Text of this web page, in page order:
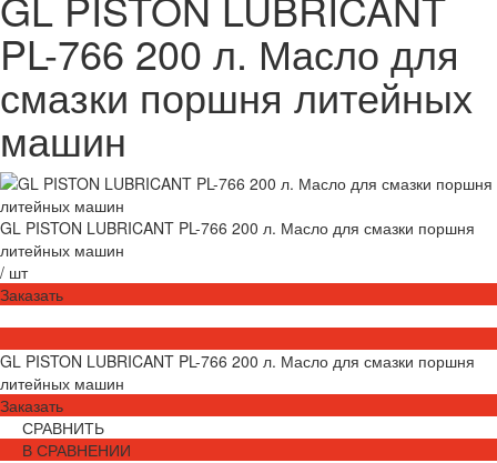
PL-766 200 л. Масло для
смазки поршня литейных
машин
GL PISTON LUBRICANT PL-766 200 л. Масло для смазки поршня
литейных машин
/ шт
Заказать
GL PISTON LUBRICANT PL-766 200 л. Масло для смазки поршня
литейных машин
Заказать
СРАВНИТЬ
В СРАВНЕНИИ